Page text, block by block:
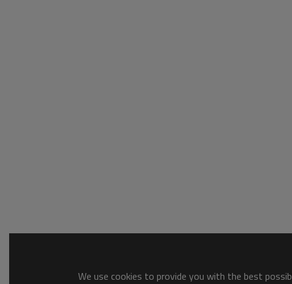
We use cookies to provide you with the best